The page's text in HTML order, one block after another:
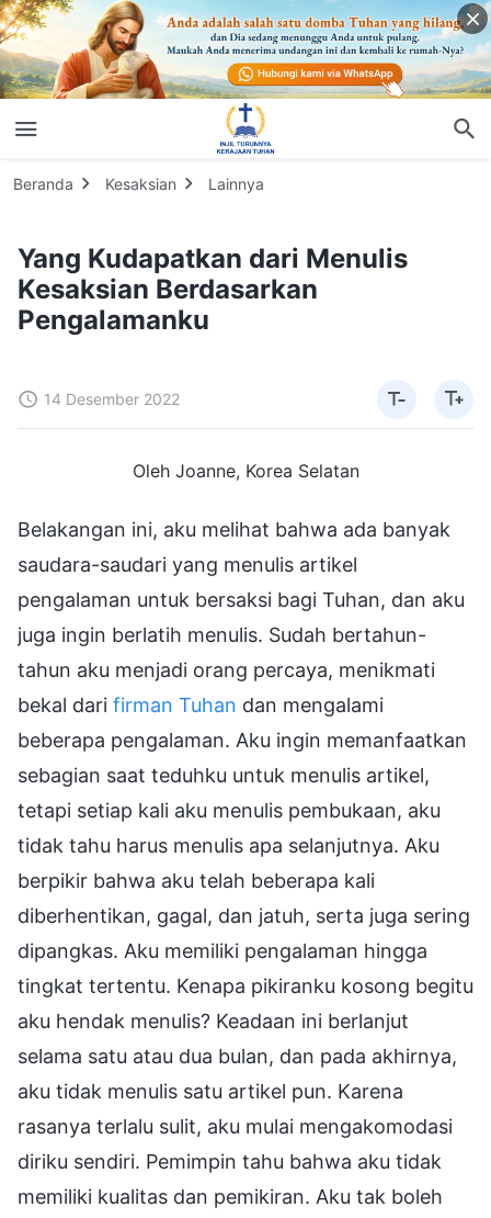
Beranda Kesaksian Lainnya
Yang Kudapatkan dari Menulis
Kesaksian Berdasarkan
Pengalamanku
14 Desember 2022
Oleh Joanne, Korea Selatan
Belakangan ini, aku melihat bahwa ada banyak
saudara-saudari yang menulis artikel
pengalaman untuk bersaksi bagi Tuhan, dan aku
juga ingin berlatih menulis. Sudah bertahun-
tahun aku menjadi orang percaya, menikmati
bekal dari firman Tuhan dan mengalami
beberapa pengalaman. Aku ingin memanfaatkan
sebagian saat teduhku untuk menulis artikel,
tetapi setiap kali aku menulis pembukaan, aku
tidak tahu harus menulis apa selanjutnya. Aku
berpikir bahwa aku telah beberapa kali
diberhentikan, gagal, dan jatuh, serta juga sering
dipangkas. Aku memiliki pengalaman hingga
tingkat tertentu. Kenapa pikiranku kosong begitu
aku hendak menulis? Keadaan ini berlanjut
selama satu atau dua bulan, dan pada akhirnya,
aku tidak menulis satu artikel pun. Karena
rasanya terlalu sulit, aku mulai mengakomodasi
diriku sendiri. Pemimpin tahu bahwa aku tidak
memiliki kualitas dan pemikiran. Aku tak boleh